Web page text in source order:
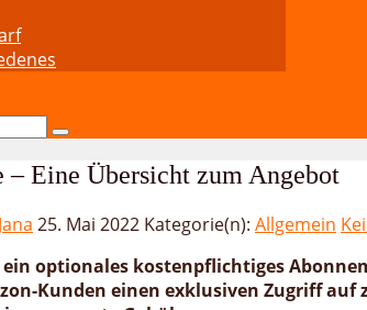
– Eine Übersicht zum Angebot
Jana 25. Mai 2022 Kategorie(n): Allgemein
optionales kostenpflichtiges
Kunden einen exklusiven Zugriff